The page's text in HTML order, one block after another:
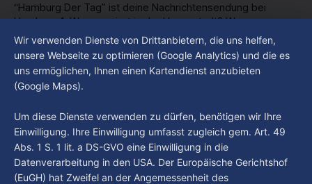
“Hamburg Der Tag” ist deine Nachrichtensendung bei
Hamburg 1. Was passiert in der Hansestadt? Was
beschäftigt die Hamburgerinnen und Hamburger? Was steht
in unserer Stadt an? Fragen, die von Montag bis Freitag LIVE
um 18 Uhr beantwortet werden - auf YouTube und im TV.
By Luca Kimmel 6. Aug. 2026
Hamburg Der Tag vom 05.08.2026
“Hamburg Der Tag” ist deine Nachrichtensendung bei
Hamburg 1. Was passiert in der Hansestadt? Was
in unserer Stadt an? Fragen, die von Montag bis Freitag LIVE
um 18 Uhr beantwortet werden - auf YouTube und im TV.
By Luca Kimmel 5. Aug. 2026
Wir verwenden Dienste von Drittanbietern, die uns helfen,
unsere Webseite zu optimieren (Google Analytics) und die es
uns ermöglichen, Ihnen einen Kartendienst anzubieten
(Google Maps).
Um diese Dienste verwenden zu dürfen, benötigen wir Ihre
Einwilligung. Ihre Einwilligung umfasst zugleich gem. Art. 49
Abs. 1 S. 1 lit. a DS-GVO eine Einwilligung in die
Datenverarbeitung in den USA. Der Europäische Gerichtshof
(EuGH) hat Zweifel an der Angemessenheit des